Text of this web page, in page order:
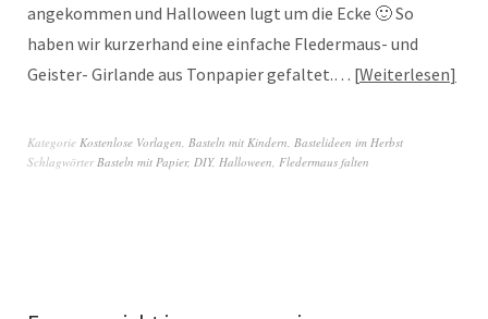
angekommen und Halloween lugt um die Ecke 🙂 So
haben wir kurzerhand eine einfache Fledermaus- und
Geister- Girlande aus Tonpapier gefaltet.… Weiterlesen
Kategorie Kostenlose Vorlagen Basteln mit Kindern Bastelideen im Herbst
Schlagwörter Basteln mit Papier, DIY, Halloween Fledermaus falten